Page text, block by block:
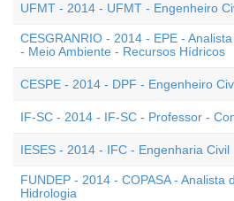
UFMT - 2014 - UFMT - Engenheiro
CESGRANRIO - 2014 - EPE -
- Meio Ambiente - Recursos Hídricos
CESPE - 2014 - DPF - Engenheiro
IF-SC - 2014 - IF-SC - Professor -
IESES - 2014 - IFC - Engenharia Civil
FUNDEP - 2014 - COPASA - Analista
Hidrologia